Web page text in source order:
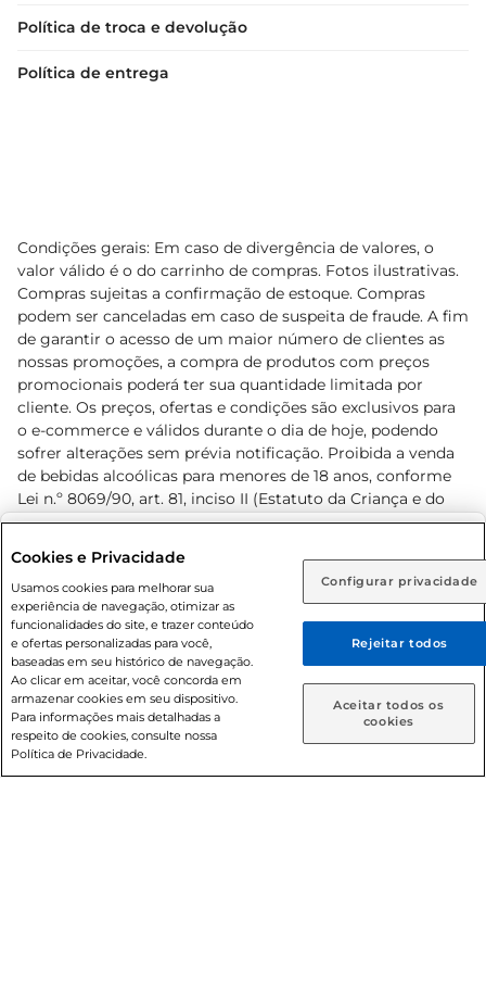
Rio de Janeiro (RJ) Goiás (GO)
Ou
Caso queira comprar online, informe como deseja receber
suas compras:
Entrega em casa Retire em Loja
Política de troca e devolução
Política de entrega
Condições gerais: Em caso de divergência de valores, o
valor válido é o do carrinho de compras. Fotos ilustrativas.
Compras sujeitas a confirmação de estoque. Compras
podem ser canceladas em caso de suspeita de fraude. A fim
de garantir o acesso de um maior número de clientes as
nossas promoções, a compra de produtos com preços
promocionais poderá ter sua quantidade limitada por
cliente. Os preços, ofertas e condições são exclusivos para
o e-commerce e válidos durante o dia de hoje, podendo
sofrer alterações sem prévia notificação. Proibida a venda
de bebidas alcoólicas para menores de 18 anos, conforme
Lei n.º 8069/90, art. 81, inciso II (Estatuto da Criança e do
Adolescente). Preços e condições exclusivos para o
prévio. O valor mínimo para as compras on-line é de R$
80,00.
© 2026 Copyright. Todos os direitos
reservados Prezunic.
Cookies e Privacidade
Usamos cookies para melhorar sua
experiência de navegação, otimizar as
funcionalidades do site, e trazer conteúdo
e ofertas personalizadas para você,
baseadas em seu histórico de navegação.
Ao clicar em aceitar, você concorda em
armazenar cookies em seu dispositivo.
Para informações mais detalhadas a
respeito de cookies, consulte nossa
Política de Privacidade.
Configurar privacidade
Rejeitar todos
Aceitar todos os
cookies